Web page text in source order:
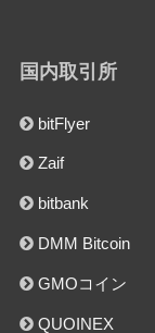
国内取引所
bitFlyer
Zaif
bitbank
DMM Bitcoin
GMOコイン
QUOINEX